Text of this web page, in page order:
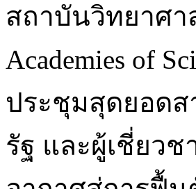
สถาบันวิทยาศา
Academies of
ประชุมสุดยอด
รัฐ และผู้เชี่ยว